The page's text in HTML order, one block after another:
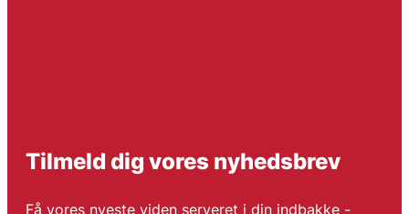
Tilmeld dig vores nyhedsbrev
Få vores nyeste viden serveret i din indbakke -